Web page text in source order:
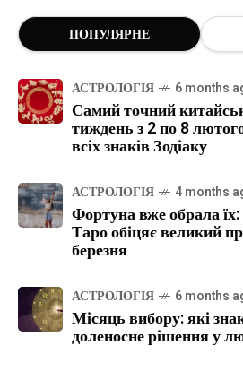
ПОПУЛЯРНЕ
АСТРОЛОГІЯ 6 months
Самий точний
тиждень з 2 по 8
всіх знаків Зодіаку
АСТРОЛОГІЯ 4 months
Фортуна вже обрала
Таро обіцяє великий
березня
АСТРОЛОГІЯ 6 months
Місяць вибору: які
доленосне рішення у